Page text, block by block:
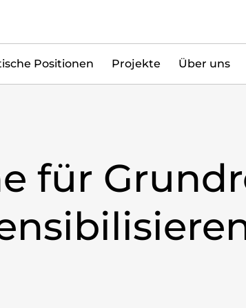
Positionen Projekte Über uns
für